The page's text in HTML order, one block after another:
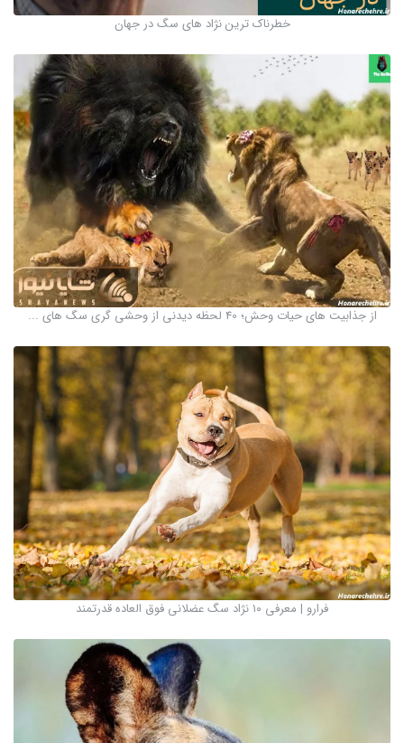
خطرناک ترین نژاد های سگ در جهان
از جذابیت های حیات وحش؛ 40 لحظه دیدنی از وحشی گری سگ های ...
فرارو | معرفی ۱۰ نژاد سگ عضلانی فوق العاده قدرتمند